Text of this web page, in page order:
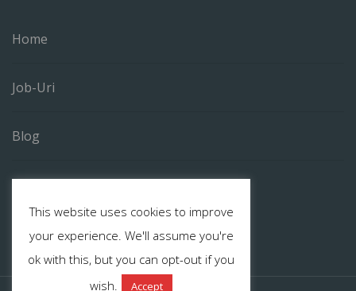
Home
Job-Uri
Blog
Contact
This website uses cookies to improve
your experience. We'll assume you're
ok with this, but you can opt-out if you
wish.
Accept